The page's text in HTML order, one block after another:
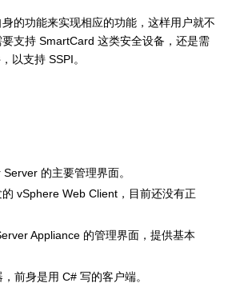
功能来实现相应的功能，这样用户就不
支持 SmartCard 这类安全设备，还是需
以支持 SSPI。
的主要管理界面。
vSphere Web Client，目前还没有正
Appliance 的管理界面，提供基本
前身是用 C# 写的客户端。